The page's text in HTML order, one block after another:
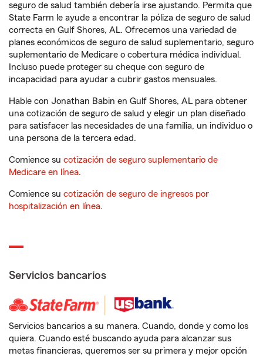
seguro de salud también debería irse ajustando. Permita que
State Farm le ayude a encontrar la póliza de seguro de salud
correcta en Gulf Shores, AL. Ofrecemos una variedad de
planes económicos de seguro de salud suplementario, seguro
suplementario de Medicare o cobertura médica individual.
Incluso puede proteger su cheque con seguro de
incapacidad para ayudar a cubrir gastos mensuales.
Hable con Jonathan Babin en Gulf Shores, AL para obtener
una cotización de seguro de salud y elegir un plan diseñado
para satisfacer las necesidades de una familia, un individuo o
una persona de la tercera edad.
Comience su cotización de seguro suplementario de
Medicare en línea.
Comience su cotización de seguro de ingresos por
hospitalización en línea.
Servicios bancarios
Servicios bancarios a su manera. Cuando, donde y como los
quiera. Cuando esté buscando ayuda para alcanzar sus
metas financieras, queremos ser su primera y mejor opción